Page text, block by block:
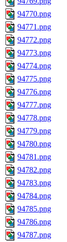
94770.png
94771.png
94772.png
94773.png
94774.png
94775.png
94776.png
94777.png
94778.png
94779.png
94780.png
94781.png
94782.png
94783.png
94784.png
94785.png
94786.png
94787.png